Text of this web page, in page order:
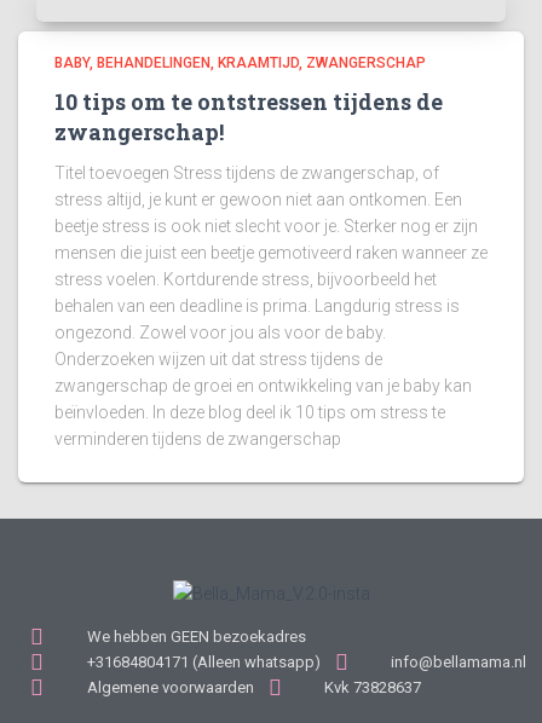
BABY BEHANDELINGEN KRAAMTIJD ZWANGERSCHAP
10 tips om te ontstressen tijdens de
zwangerschap!
Titel toevoegen Stress tijdens de zwangerschap, of
stress altijd, je kunt er gewoon niet aan ontkomen. Een
beetje stress is ook niet slecht voor je. Sterker nog er zijn
mensen die juist een beetje gemotiveerd raken wanneer ze
stress voelen. Kortdurende stress, bijvoorbeeld het
behalen van een deadline is prima. Langdurig stress is
ongezond. Zowel voor jou als voor de baby.
Onderzoeken wijzen uit dat stress tijdens de
zwangerschap de groei en ontwikkeling van je baby kan
beïnvloeden. In deze blog deel ik 10 tips om stress te
verminderen tijdens de zwangerschap
We hebben GEEN bezoekadres
+31684804171 (Alleen whatsapp)
info@bellamama.nl
Algemene voorwaarden
Kvk 73828637